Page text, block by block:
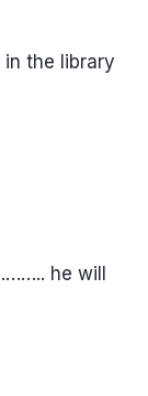
in the library
he will